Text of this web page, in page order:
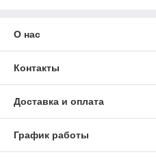
О нас
Контакты
Доставка и оплата
График работы